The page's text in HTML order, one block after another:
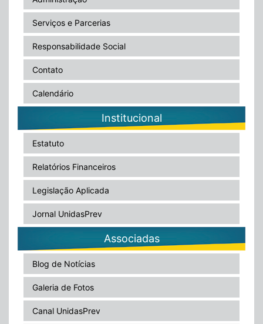
Serviços e Parcerias
Responsabilidade Social
Contato
Calendário
Institucional
Estatuto
Relatórios Financeiros
Legislação Aplicada
Jornal UnidasPrev
Associadas
Blog de Notícias
Galeria de Fotos
Canal UnidasPrev